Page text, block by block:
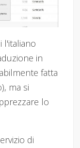
l'italiano
in
fatta
ma si
lo
di